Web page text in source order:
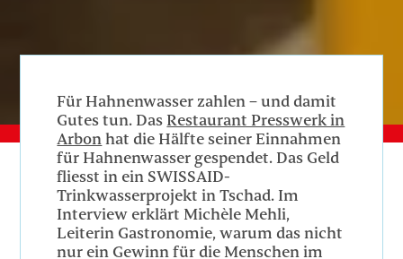
Für Hahnenwasser zahlen – und damit
Gutes tun. Das Restaurant Presswerk in
Arbon hat die Hälfte seiner Einnahmen
für Hahnenwasser gespendet. Das Geld
fliesst in ein SWISSAID-
Trinkwasserprojekt in Tschad. Im
Interview erklärt Michèle Mehli,
Leiterin Gastronomie, warum das nicht
nur ein Gewinn für die Menschen im